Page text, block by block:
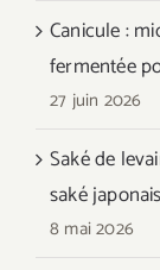
Canicule :
fermentée
27 juin 2026
Saké de
saké japonais
8 mai 2026